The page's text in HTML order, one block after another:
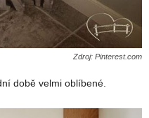
Zdroj: Pinterest.com
době velmi oblíbené.